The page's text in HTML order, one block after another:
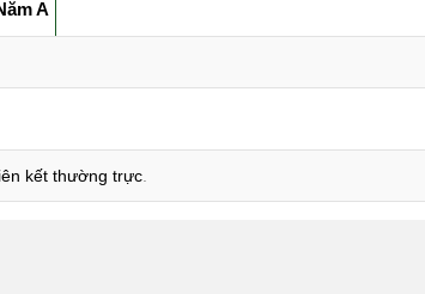
A
kết thường trực.